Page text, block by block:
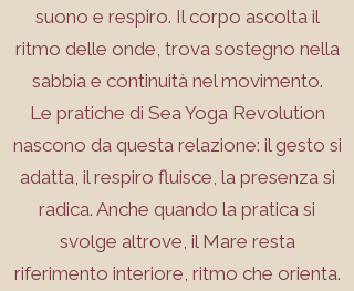
suono e respiro. Il corpo ascolta il
ritmo delle onde, trova sostegno nella
sabbia e continuità nel movimento.
Le pratiche di Sea Yoga Revolution
nascono da questa relazione: il gesto si
adatta, il respiro fluisce, la presenza si
radica. Anche quando la pratica si
svolge altrove, il Mare resta
riferimento interiore, ritmo che orienta.